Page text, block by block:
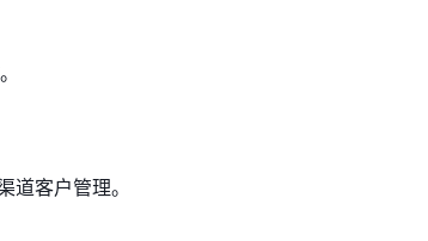
客户管理。